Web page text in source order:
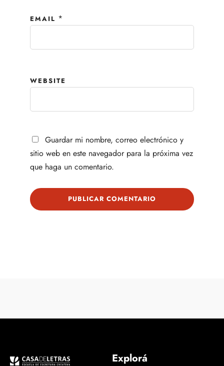
EMAIL *
WEBSITE
Guardar mi nombre, correo electrónico y
sitio web en este navegador para la próxima vez
que haga un comentario.
Explorá